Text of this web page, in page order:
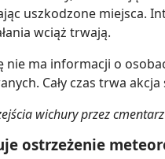
uszkodzone miejsca.
wciąż trwają.
nie ma informacji o
Cały czas trwa
wichury przez
ostrzeżenie